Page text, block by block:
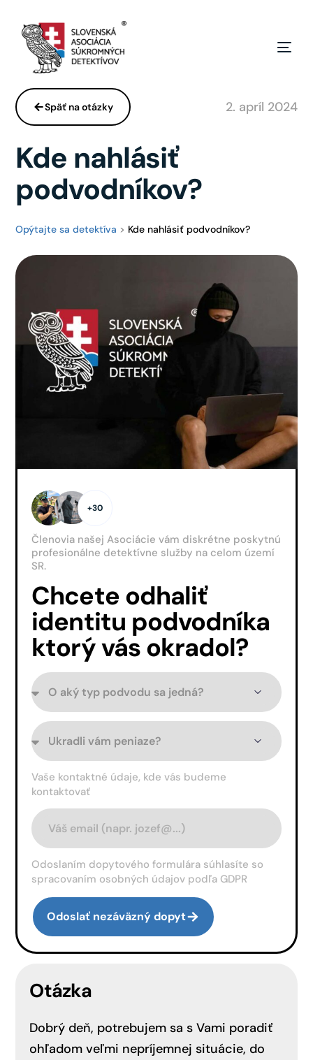
Späť na otázky 2. apríl 2024
Kde nahlásiť
podvodníkov?
Opýtajte sa detektíva > Kde nahlásiť podvodníkov?
+30
Členovia našej Asociácie vám diskrétne poskytnú
profesionálne detektívne služby na celom území
SR.
Chcete odhaliť
identitu podvodníka
ktorý vás okradol?
Vaše kontaktné údaje, kde vás budeme
kontaktovať
Odoslaním dopytového formulára súhlasíte so
spracovaním osobných údajov podľa GDPR
Odoslať nezáväzný dopyt
Otázka
Dobrý deň, potrebujem sa s Vami poradiť
ohľadom veľmi nepríjemnej situácie, do